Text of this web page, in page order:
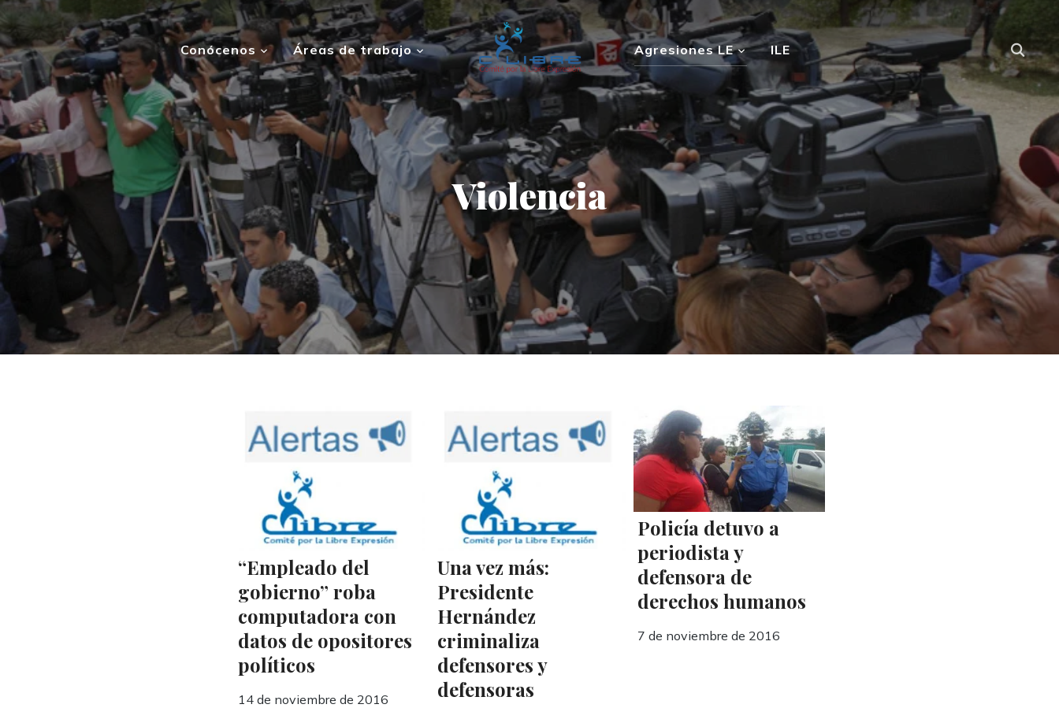
Conócenos Áreas de trabajo Agresiones LE ILE
Violencia
“Empleado del
gobierno” roba
computadora con
datos de opositores
políticos
14 de noviembre de 2016
Una vez más:
Presidente
Hernández
criminaliza
defensores y
defensoras
Policía detuvo a
periodista y
defensora de
derechos humanos
7 de noviembre de 2016